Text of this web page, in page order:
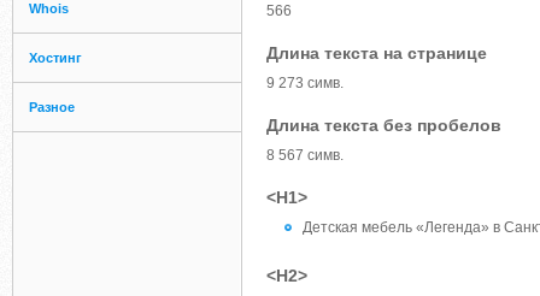
Whois
Хостинг
Разное
566
Длина текста на странице
9 273 симв.
Длина текста без пробелов
8 567 симв.
<H1>
Детская мебель «Легенда» в
<H2>